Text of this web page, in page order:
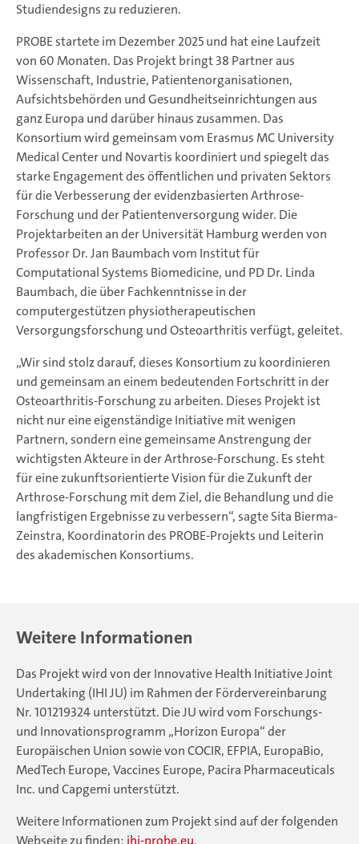
Studiendesigns zu reduzieren.
PROBE startete im Dezember 2025 und hat eine Laufzeit
von 60 Monaten. Das Projekt bringt 38 Partner aus
Wissenschaft, Industrie, Patientenorganisationen,
Aufsichtsbehörden und Gesundheitseinrichtungen aus
ganz Europa und darüber hinaus zusammen. Das
Konsortium wird gemeinsam vom Erasmus MC University
Medical Center und Novartis koordiniert und spiegelt das
starke Engagement des öffentlichen und privaten Sektors
für die Verbesserung der evidenzbasierten Arthrose-
Forschung und der Patientenversorgung wider. Die
Projektarbeiten an der Universität Hamburg werden von
Professor Dr. Jan Baumbach vom Institut für
Computational Systems Biomedicine, und PD Dr. Linda
Baumbach, die über Fachkenntnisse in der
computergestützen physiotherapeutischen
Versorgungsforschung und Osteoarthritis verfügt, geleitet.
„Wir sind stolz darauf, dieses Konsortium zu koordinieren
und gemeinsam an einem bedeutenden Fortschritt in der
Osteoarthritis-Forschung zu arbeiten. Dieses Projekt ist
nicht nur eine eigenständige Initiative mit wenigen
Partnern, sondern eine gemeinsame Anstrengung der
wichtigsten Akteure in der Arthrose-Forschung. Es steht
für eine zukunftsorientierte Vision für die Zukunft der
Arthrose-Forschung mit dem Ziel, die Behandlung und die
langfristigen Ergebnisse zu verbessern“, sagte Sita Bierma-
Zeinstra, Koordinatorin des PROBE-Projekts und Leiterin
des akademischen Konsortiums.
Weitere Informationen
Das Projekt wird von der Innovative Health Initiative Joint
Undertaking (IHI JU) im Rahmen der Fördervereinbarung
Nr. 101219324 unterstützt. Die JU wird vom Forschungs-
und Innovationsprogramm „Horizon Europa“ der
Europäischen Union sowie von COCIR, EFPIA, EuropaBio,
MedTech Europe, Vaccines Europe, Pacira Pharmaceuticals
Inc. und Capgemi unterstützt.
Weitere Informationen zum Projekt sind auf der folgenden